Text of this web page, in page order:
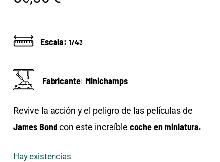
Escala: 1/43
Fabricante: Minichamps
Revive la acción y el peligro de las películas de
James Bondcon este increíble coche en miniatura.
Hay existencias